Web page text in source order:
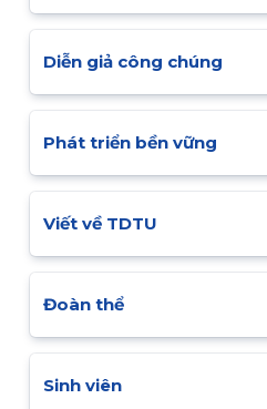
Diễn giả công chúng
Phát triển bền vững
Viết về TDTU
Đoàn thể
Sinh viên